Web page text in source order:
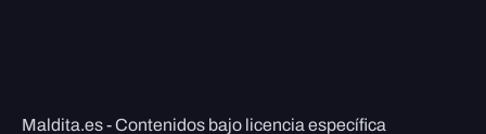
Maldita.es - Contenidos bajo licencia específica